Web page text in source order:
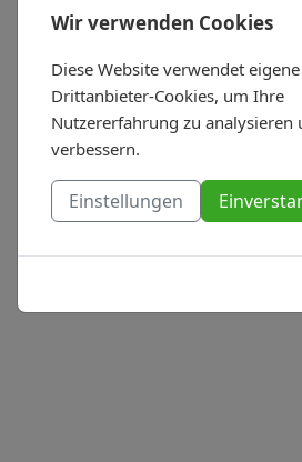
Wir verwenden Cookies
Diese Website verwendet
Drittanbieter-Cookies, um Ihre
Nutzererfahrung zu analysieren
verbessern.
Einstellungen